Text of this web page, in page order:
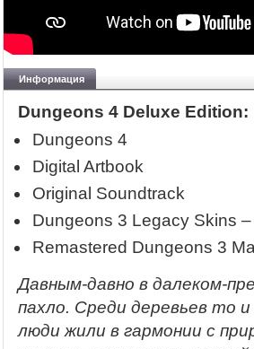
Информация
Dungeons 4 Deluxe Edition:
Dungeons 4
Digital Artbook
Original Soundtrack
Dungeons 3 Legacy Skins
Remastered Dungeons 3
Давным-давно в далеком-
пахло. Среди деревьев то
люди жили в гармонии с